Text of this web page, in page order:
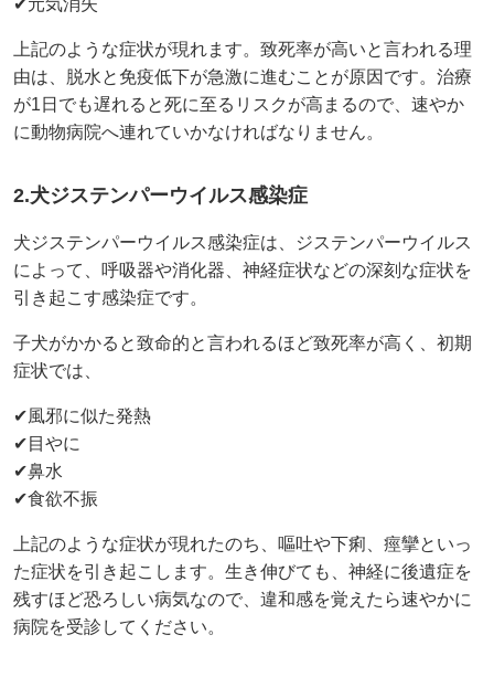
上記のような症状が現れます。致死率が高いと言われる理
由は、脱水と免疫低下が急激に進むことが原因です。治療
が1日でも遅れると死に至るリスクが高まるので、速やか
に動物病院へ連れていかなければなりません。
2.犬ジステンパーウイルス感染症
犬ジステンパーウイルス感染症は、ジステンパーウイルス
によって、呼吸器や消化器、神経症状などの深刻な症状を
引き起こす感染症です。
子犬がかかると致命的と言われるほど致死率が高く、初期
症状では、
✔風邪に似た発熱
✔目やに
✔鼻水
✔食欲不振
上記のような症状が現れたのち、嘔吐や下痢、痙攣といっ
た症状を引き起こします。生き伸びても、神経に後遺症を
残すほど恐ろしい病気なので、違和感を覚えたら速やかに
病院を受診してください。